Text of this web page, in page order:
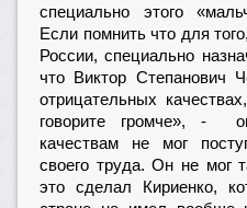
специально этого
Если помнить что для
России, специально
что Виктор Степанович
отрицательных
говорите громче», -
качествам не мог
своего труда. Он не мог
это сделал Кириенко,